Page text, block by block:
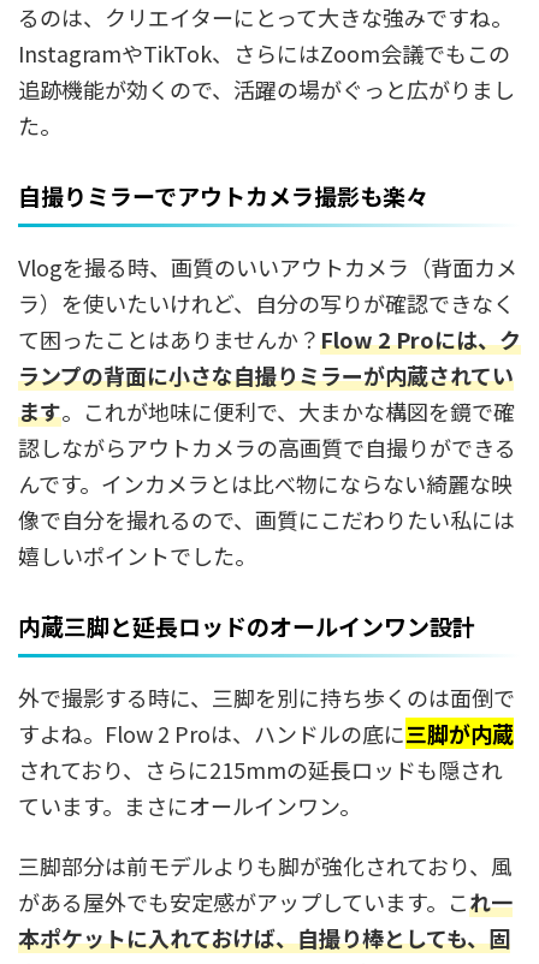
るのは、クリエイターにとって大きな強みですね。
InstagramやTikTok、さらにはZoom会議でもこの
追跡機能が効くので、活躍の場がぐっと広がりまし
た。
自撮りミラーでアウトカメラ撮影も楽々
Vlogを撮る時、画質のいいアウトカメラ（背面カメ
ラ）を使いたいけれど、自分の写りが確認できなく
て困ったことはありませんか？Flow 2 Proには、ク
ランプの背面に小さな自撮りミラーが内蔵されてい
ます。これが地味に便利で、大まかな構図を鏡で確
認しながらアウトカメラの高画質で自撮りができる
んです。インカメラとは比べ物にならない綺麗な映
像で自分を撮れるので、画質にこだわりたい私には
嬉しいポイントでした。
内蔵三脚と延長ロッドのオールインワン設計
外で撮影する時に、三脚を別に持ち歩くのは面倒で
すよね。Flow 2 Proは、ハンドルの底に三脚が内蔵
されており、さらに215mmの延長ロッドも隠され
ています。まさにオールインワン。
三脚部分は前モデルよりも脚が強化されており、風
がある屋外でも安定感がアップしています。これ一
本ポケットに入れておけば、自撮り棒としても、固